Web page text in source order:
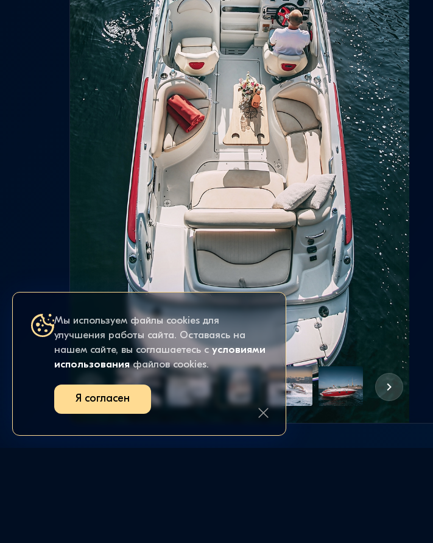
Мы используем файлы cookies для
улучшения работы сайта. Оставаясь на
нашем сайте, вы соглашаетесь сусловиями
использованияфайлов cookies.
Я согласен